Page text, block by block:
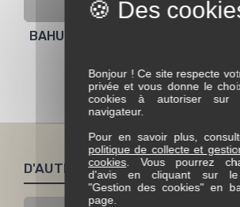
BAHUT MONT BLANC 1 porte
Voir toute la collection Mont
D'AUTRES PRODUITS SIMILAIRES
Bonjour ! Ce site respecte
privée et vous donne le
cookies à autoriser sur
navigateur.
Pour en savoir plus,
politique de collecte et
cookies. Vous pourrez
d'avis en cliquant sur
"Gestion des cookies" en
page.